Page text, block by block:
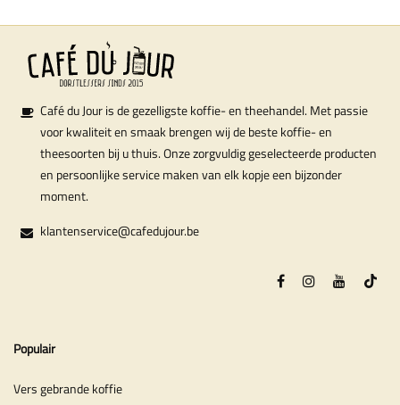
Café du Jour is de gezelligste koffie- en theehandel. Met passie
voor kwaliteit en smaak brengen wij de beste koffie- en
theesoorten bij u thuis. Onze zorgvuldig geselecteerde producten
en persoonlijke service maken van elk kopje een bijzonder
moment.
klantenservice@cafedujour.be
Populair
Vers gebrande koffie